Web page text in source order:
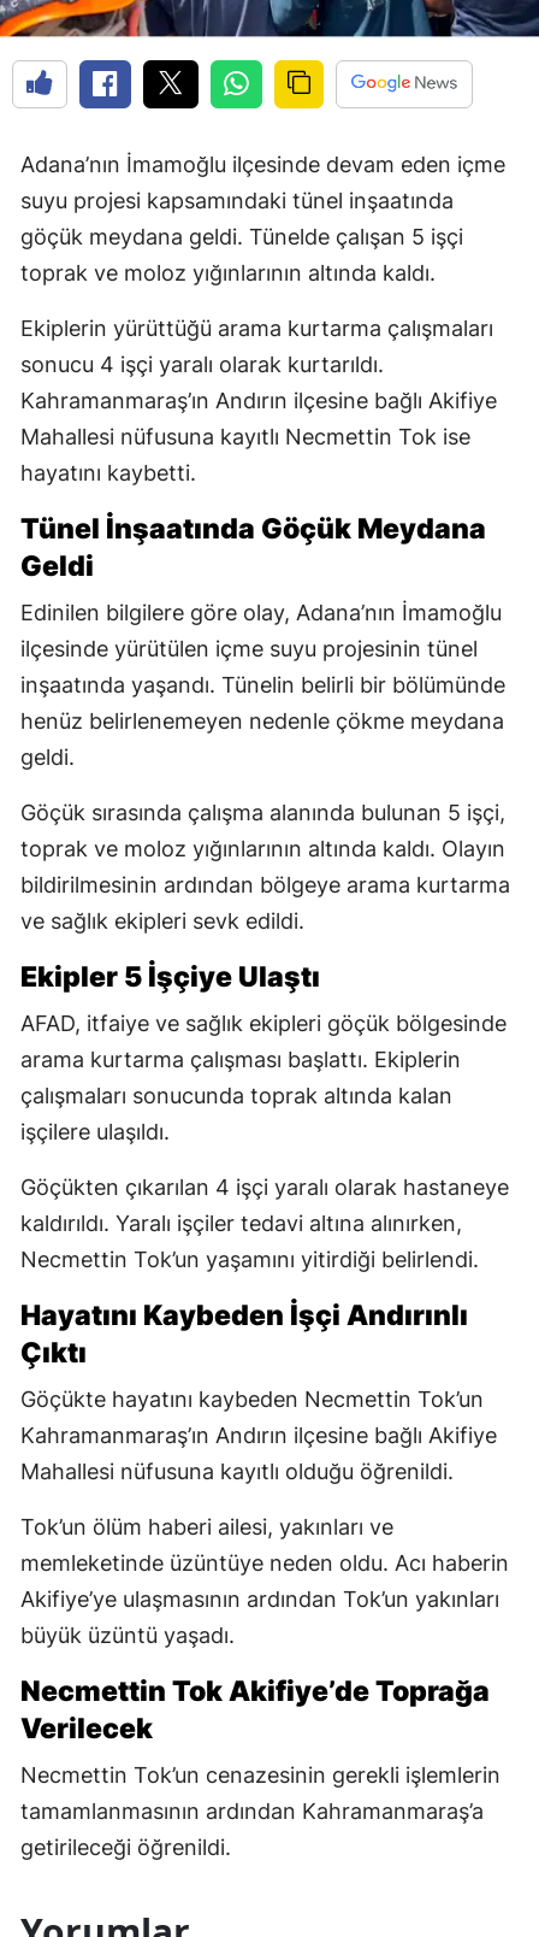
Adana’nın İmamoğlu ilçesinde devam eden içme
suyu projesi kapsamındaki tünel inşaatında
göçük meydana geldi. Tünelde çalışan 5 işçi
toprak ve moloz yığınlarının altında kaldı.
Ekiplerin yürüttüğü arama kurtarma çalışmaları
sonucu 4 işçi yaralı olarak kurtarıldı.
Kahramanmaraş’ın Andırın ilçesine bağlı Akifiye
Mahallesi nüfusuna kayıtlı Necmettin Tok ise
hayatını kaybetti.
Tünel İnşaatında Göçük Meydana
Geldi
Edinilen bilgilere göre olay, Adana’nın İmamoğlu
ilçesinde yürütülen içme suyu projesinin tünel
inşaatında yaşandı. Tünelin belirli bir bölümünde
henüz belirlenemeyen nedenle çökme meydana
geldi.
Göçük sırasında çalışma alanında bulunan 5 işçi,
toprak ve moloz yığınlarının altında kaldı. Olayın
bildirilmesinin ardından bölgeye arama kurtarma
ve sağlık ekipleri sevk edildi.
Ekipler 5 İşçiye Ulaştı
AFAD, itfaiye ve sağlık ekipleri göçük bölgesinde
arama kurtarma çalışması başlattı. Ekiplerin
çalışmaları sonucunda toprak altında kalan
işçilere ulaşıldı.
Göçükten çıkarılan 4 işçi yaralı olarak hastaneye
kaldırıldı. Yaralı işçiler tedavi altına alınırken,
Necmettin Tok’un yaşamını yitirdiği belirlendi.
Hayatını Kaybeden İşçi Andırınlı
Çıktı
Göçükte hayatını kaybeden Necmettin Tok’un
Kahramanmaraş’ın Andırın ilçesine bağlı Akifiye
Mahallesi nüfusuna kayıtlı olduğu öğrenildi.
Tok’un ölüm haberi ailesi, yakınları ve
memleketinde üzüntüye neden oldu. Acı haberin
Akifiye’ye ulaşmasının ardından Tok’un yakınları
büyük üzüntü yaşadı.
Necmettin Tok Akifiye’de Toprağa
Verilecek
Necmettin Tok’un cenazesinin gerekli işlemlerin
tamamlanmasının ardından Kahramanmaraş’a
getirileceği öğrenildi.